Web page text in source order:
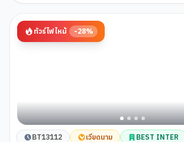
ทัวร์ไฟไหม้ -28%
BT13112 เวียดนาม BEST INTER